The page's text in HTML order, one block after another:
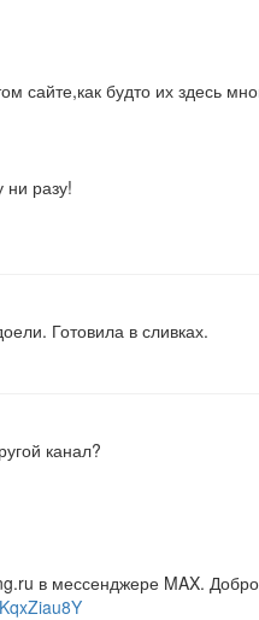
сайте,как будто их здесь
ни разу!
Готовила в сливках.
канал?
в мессенджере MAX.